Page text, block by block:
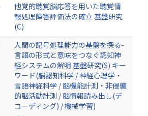
他覚的聴覚脳応答を用いた聴覚情
報処理障害評価法の確立 基盤研究
(C)
人間の記号処理能力の基盤を探る-
言語の形式と意味をつなぐ認知神
経システムの解明 基盤研究(S) キー
ワード(脳認知科学 / 神経心理学・
言語神経科学 / 脳機能計測・非侵襲
的脳活動計測 / 脳情報読み出し(デ
コーディング) / 機械学習)